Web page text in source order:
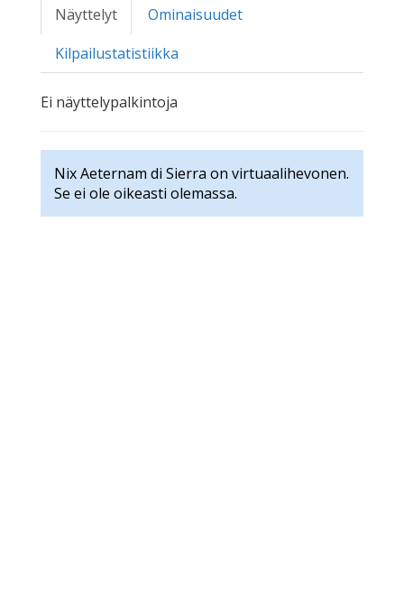
Näyttelyt
Ominaisuudet
Kilpailustatistiikka
Ei näyttelypalkintoja
Nix Aeternam di Sierra on virtuaalihevonen.
Se ei ole oikeasti olemassa.